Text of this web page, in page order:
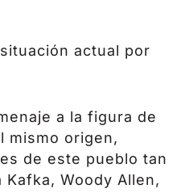
actual por
a la figura de
mismo origen,
de este pueblo tan
Woody Allen,